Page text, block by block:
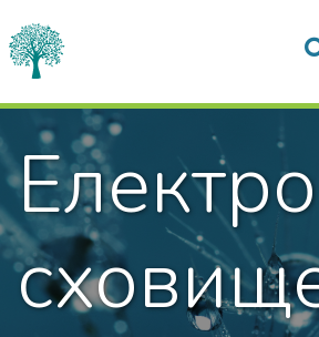
Communities & Collections
All of DSpace
Statistics